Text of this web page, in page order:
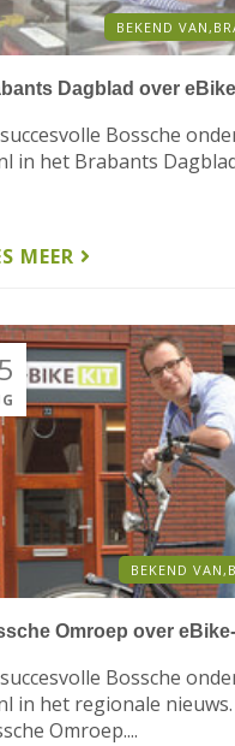
BEKEND VAN,
Dagblad over
Bossche
in het Brabants
MEER
BEKEND VAN,
Omroep over
Bossche
in het regionale
Omroep....